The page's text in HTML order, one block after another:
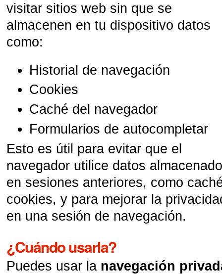
visitar sitios web sin que se
almacenen en tu dispositivo datos
como:
Historial de navegación
Cookies
Caché del navegador
Formularios de autocompletar
Esto es útil para evitar que el
navegador utilice datos
en sesiones anteriores, como
cookies, y para mejorar la
en una sesión de navegación.
¿Cuándo usarla?
Puedes usar la navegación